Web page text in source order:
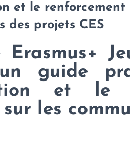
et le renforcement
des projets CES
Erasmus+
guide
et le
sur les